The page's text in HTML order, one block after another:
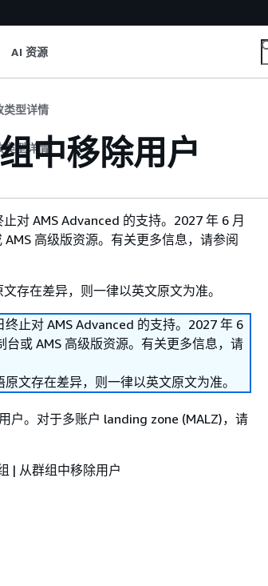
AI 资源
类型详情
类型详情中移除用户
对 AMS Advanced 的支持。2027 年 6 月
高级版资源。有关更多信息，请参阅
存在差异，则一律以英文原文为准。
止对 AMS Advanced 的支持。2027 年 6
或 AMS 高级版资源。有关更多信息，请
文存在差异，则一律以英文原文为准。
户。对于多账户 landing zone (MALZ)，请
| 从群组中移除用户